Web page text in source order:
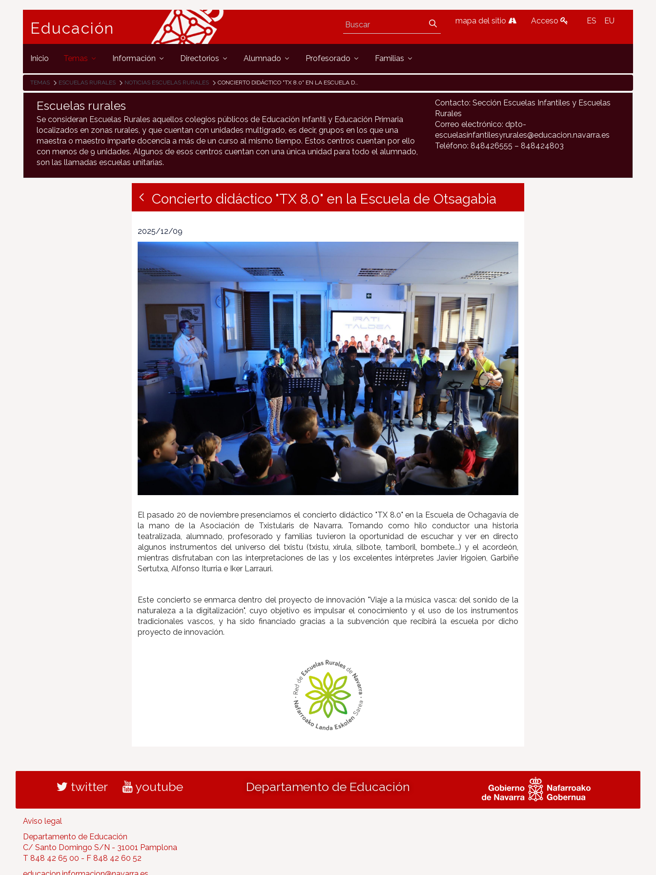
Educación mapa del sitio Acceso ES EU
Inicio Temas Información Directorios Alumnado Profesorado Familias
TEMAS ESCUELAS RURALES NOTICIAS ESCUELAS RURALES CONCIERTO DIDÁCTICO "TX 8.0" EN LA ESCUELA DE OTSAGABIA
Escuelas rurales
Se consideran Escuelas Rurales aquellos colegios públicos de Educación Infantil y Educación Primaria
localizados en zonas rurales, y que cuentan con unidades multigrado, es decir, grupos en los que una
maestra o maestro imparte docencia a más de un curso al mismo tiempo. Estos centros cuentan por ello
con menos de 9 unidades. Algunos de esos centros cuentan con una única unidad para todo el alumnado,
son las llamadas escuelas unitarias.
Contacto: Sección Escuelas Infantiles y Escuelas
Rurales
Correo electrónico: dpto-
escuelasinfantilesyrurales@educacion.navarra.es
Teléfono: 848426555 – 848424803
Concierto didáctico "TX 8.0" en la Escuela de Otsagabia
2025/12/09
El pasado 20 de noviembre presenciamos el concierto didáctico "TX 8.0" en la Escuela de Ochagavía de
la mano de la Asociación de Txistularis de Navarra. Tomando como hilo conductor una historia
teatralizada, alumnado, profesorado y familias tuvieron la oportunidad de escuchar y ver en directo
algunos instrumentos del universo del txistu (txistu, xirula, silbote, tamboril, bombete...) y el acordeón,
mientras disfrutaban con las interpretaciones de las y los excelentes intérpretes Javier Irigoien, Garbiñe
Sertutxa, Alfonso Iturria e Iker Larrauri.
Este concierto se enmarca dentro del proyecto de innovación "Viaje a la música vasca: del sonido de la
naturaleza a la digitalización", cuyo objetivo es impulsar el conocimiento y el uso de los instrumentos
tradicionales vascos, y ha sido financiado gracias a la subvención que recibirá la escuela por dicho
proyecto de innovación.
twitter youtube Departamento de Educación
Aviso legal
Departamento de Educación
C/ Santo Domingo S/N - 31001 Pamplona
T 848 42 65 00 - F 848 42 60 52